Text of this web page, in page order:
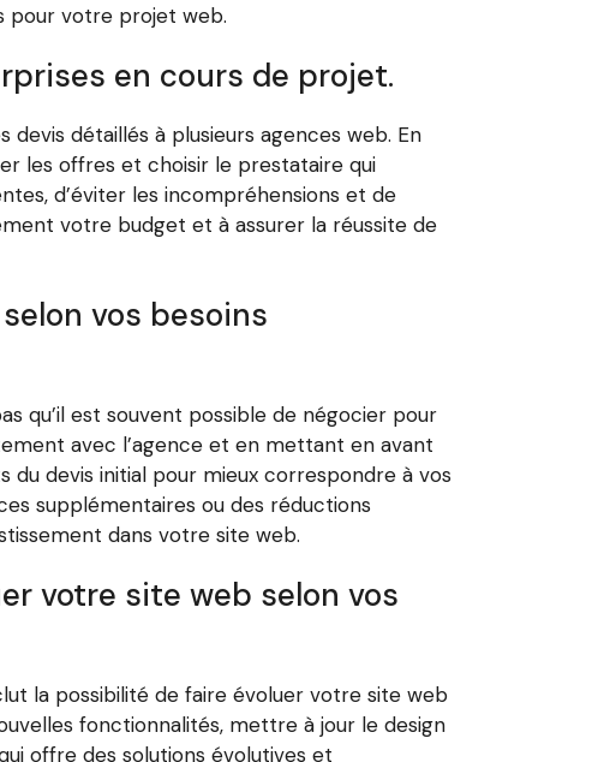
pour votre projet web.
en cours de projet.
détaillés à plusieurs agences web. En
les offres et choisir le prestataire qui
d’éviter les incompréhensions et de
votre budget et à assurer la réussite de
vos besoins
qu’il est souvent possible de négocier pour
avec l’agence et en mettant en avant
devis initial pour mieux correspondre à vos
supplémentaires ou des réductions
dans votre site web.
votre site web selon vos
la possibilité de faire évoluer votre site web
fonctionnalités, mettre à jour le design
offre des solutions évolutives et